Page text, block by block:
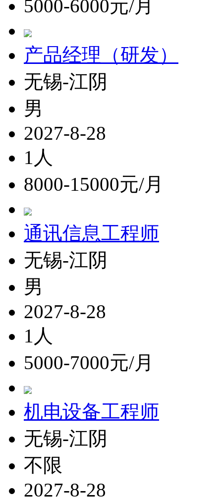
5000-6000元/月
产品经理（研发）
无锡-江阴
男
2027-8-28
1人
8000-15000元/月
通讯信息工程师
无锡-江阴
男
2027-8-28
1人
5000-7000元/月
机电设备工程师
无锡-江阴
不限
2027-8-28